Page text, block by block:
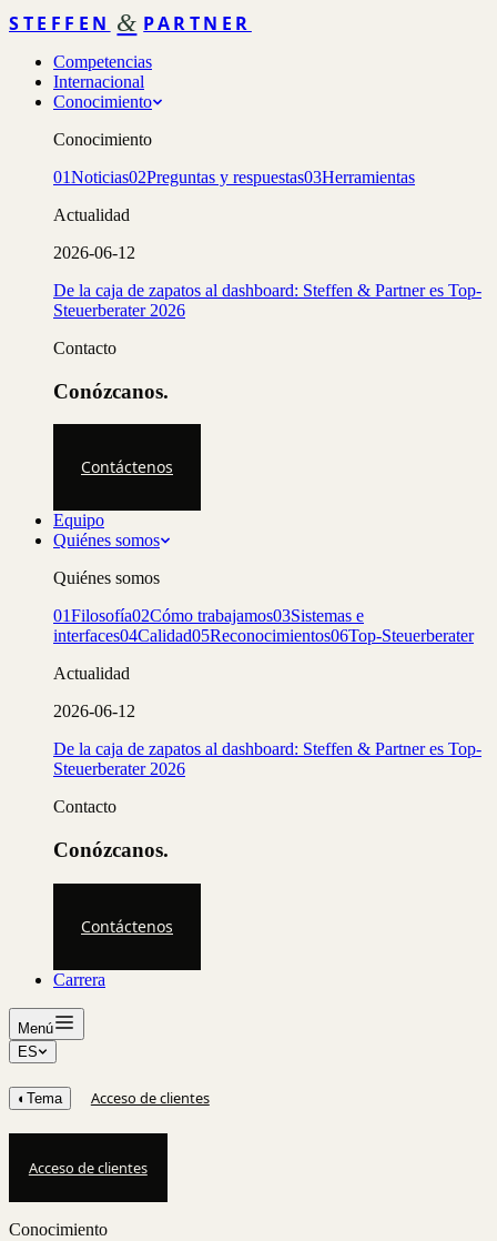
STEFFEN & PARTNER
Competencias
Internacional
Conocimiento
Conocimiento
01Noticias02Preguntas y respuestas03Herramientas
Actualidad
2026-06-12
De la caja de zapatos al dashboard: Steffen & Partner es Top-
Steuerberater 2026
Contacto
Conózcanos.
Contáctenos
Equipo
Quiénes somos
Quiénes somos
01Filosofía02Cómo trabajamos03Sistemas e
interfaces04Calidad05Reconocimientos06Top-Steuerberater
Actualidad
2026-06-12
De la caja de zapatos al dashboard: Steffen & Partner es Top-
Steuerberater 2026
Contacto
Conózcanos.
Contáctenos
Carrera
Menú
ES
◐ Tema Acceso de clientes
Acceso de clientes
Conocimiento